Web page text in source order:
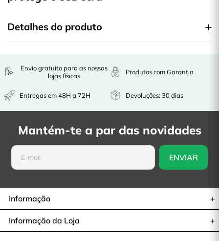
Detalhes do produto
Envio gratuito para as nossas
lojas físicas
Entregas em 48H a 72H
Produtos com Garantia
Devoluções: 30 dias
Mantém-te a par das novidades
Informação
Informação da Loja